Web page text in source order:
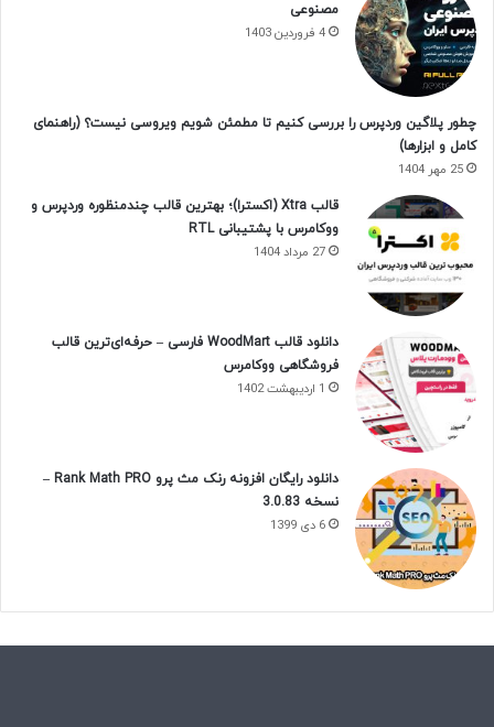
مصنوعی
4 فروردین 1403
چطور پلاگین وردپرس را بررسی کنیم تا مطمئن شویم ویروسی نیست؟ (راهنمای
کامل و ابزارها)
25 مهر 1404
قالب Xtra (اکسترا)؛ بهترین قالب چندمنظوره وردپرس و
ووکامرس با پشتیبانی RTL
27 مرداد 1404
دانلود قالب WoodMart فارسی – حرفه‌ای‌ترین قالب
فروشگاهی ووکامرس
1 اردیبهشت 1402
دانلود رایگان افزونه رنک مث پرو Rank Math PRO –
نسخه 3.0.83
6 دی 1399